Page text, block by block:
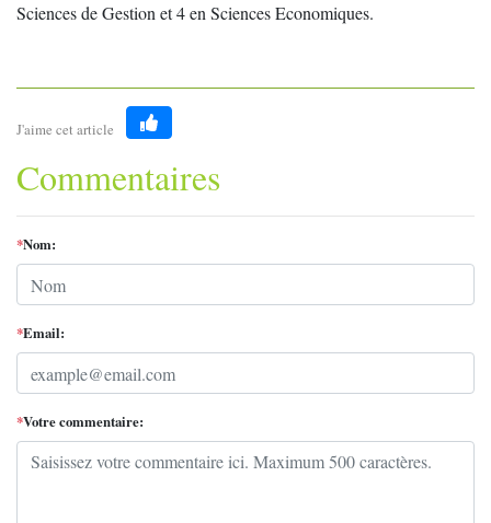
Sciences de Gestion et 4 en Sciences Economiques.
J'aime cet article
Like
Commentaires
*Nom:
*Email:
*Votre commentaire: